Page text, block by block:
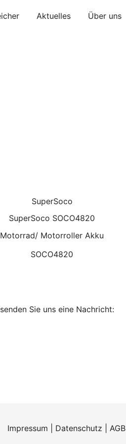
Zellentausch Umwidmung
Aktuelles Über uns
SuperSoco
SuperSoco SOCO4820
Motorrad/ Motorroller Akku
SOCO4820
Sie uns eine Nachricht:
Impressum Datenschutz AGB